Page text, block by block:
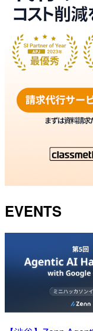
EVENTS